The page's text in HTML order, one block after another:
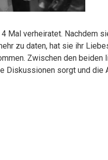
Mal verheiratet. Nachdem
zu daten, hat sie ihr
Zwischen den beiden
Diskussionen sorgt und die